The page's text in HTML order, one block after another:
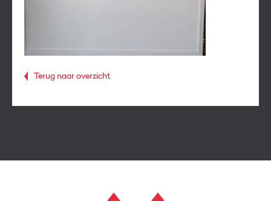
Terug naar overzicht